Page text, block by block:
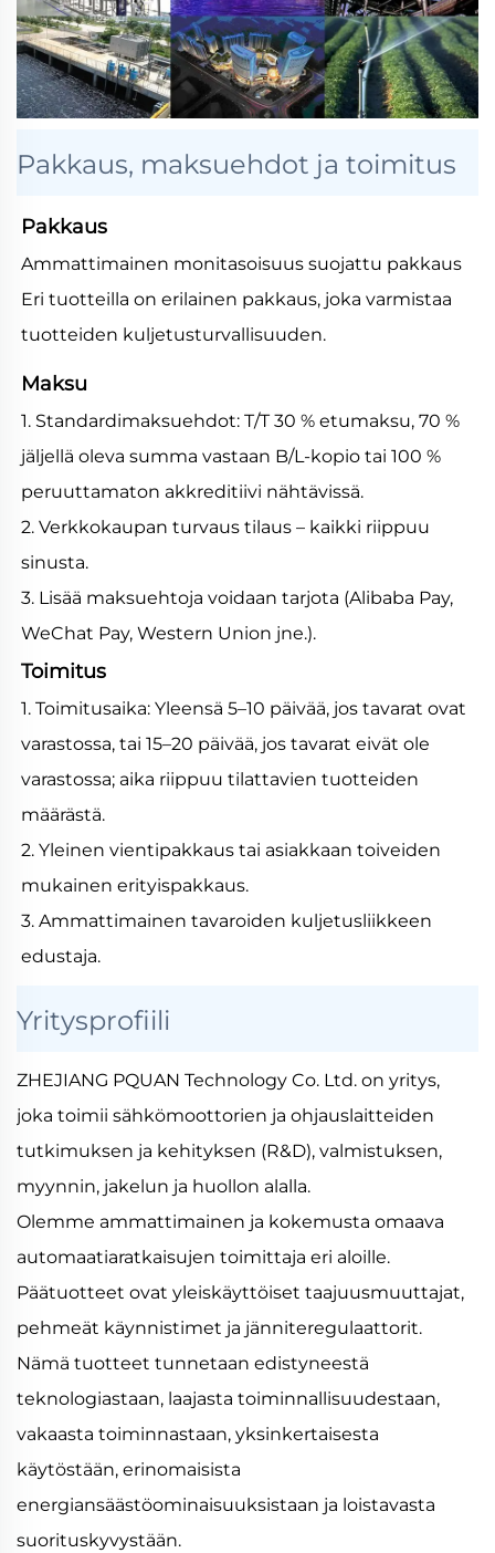
Pakkaus, maksuehdot ja toimitus
Pakkaus
Ammattimainen monitasoisuus suojattu pakkaus
Eri tuotteilla on erilainen pakkaus, joka varmistaa
tuotteiden kuljetusturvallisuuden.
Maksu
1. Standardimaksuehdot: T/T 30 % etumaksu, 70 %
jäljellä oleva summa vastaan B/L-kopio tai 100 %
peruuttamaton akkreditiivi nähtävissä.
2. Verkkokaupan turvaus tilaus – kaikki riippuu
sinusta.
3. Lisää maksuehtoja voidaan tarjota (Alibaba Pay,
WeChat Pay, Western Union jne.).
Toimitus
1. Toimitusaika: Yleensä 5–10 päivää, jos tavarat ovat
varastossa, tai 15–20 päivää, jos tavarat eivät ole
varastossa; aika riippuu tilattavien tuotteiden
määrästä.
2. Yleinen vientipakkaus tai asiakkaan toiveiden
mukainen erityispakkaus.
3. Ammattimainen tavaroiden kuljetusliikkeen
edustaja.
Yritysprofiili
ZHEJIANG PQUAN Technology Co. Ltd. on yritys,
joka toimii sähkömoottorien ja ohjauslaitteiden
tutkimuksen ja kehityksen (R&D), valmistuksen,
myynnin, jakelun ja huollon alalla.
Olemme ammattimainen ja kokemusta omaava
automaatiaratkaisujen toimittaja eri aloille.
Päätuotteet ovat yleiskäyttöiset taajuusmuuttajat,
pehmeät käynnistimet ja jänniteregulaattorit.
Nämä tuotteet tunnetaan edistyneestä
teknologiastaan, laajasta toiminnallisuudestaan,
vakaasta toiminnastaan, yksinkertaisesta
käytöstään, erinomaisista
energiansäästöominaisuuksistaan ja loistavasta
suorituskyvystään.